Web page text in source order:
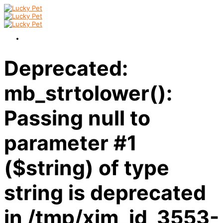
Deprecated:
mb_strtolower():
Passing null to
parameter #1
($string) of type
string is deprecated
in /tmp/xim_id_3553-